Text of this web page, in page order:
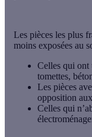
Les pièces les plus
moins exposées au
Celles qui ont
tomettes,
Les pièces
opposition
Celles qui